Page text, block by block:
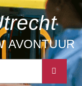
AVONTUUR